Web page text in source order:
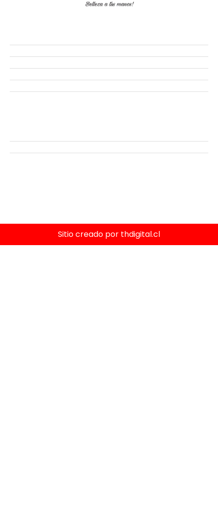
Ofertas
Manicure
Peluquería
Elige tu kit MARDA.CL
Pestañas
Políticas de privacidad
Terminos y condiciones
Sitio creado por thdigital.cl